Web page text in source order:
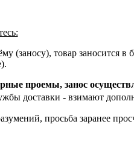
(заносу), товар заносится
проемы, занос
доставки - взимают
просьба заранее